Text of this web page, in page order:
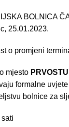
BOLNICA
25.01.2023.
o promjeni
mjesto
formalne
bolnice za